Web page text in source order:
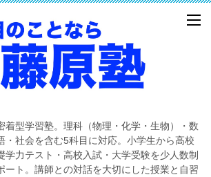
着型学習塾。理科（物理・化学・生物）・数
・社会を含む5科目に対応。小学生から高校
学力テスト・高校入試・大学受験を少人数制
ート。講師との対話を大切にした授業と自習